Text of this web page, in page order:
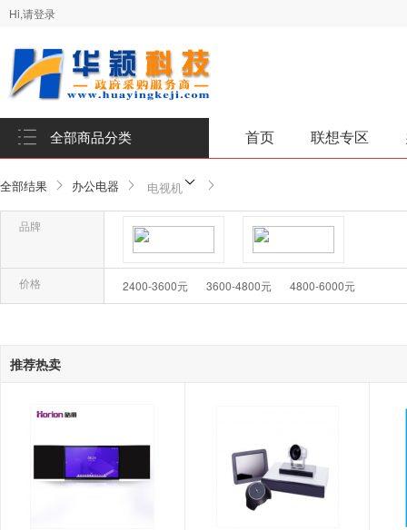
Hi,请登录
全部商品分类 首页 联想专区
全部结果 办公电器 电视机
品牌
品牌-宝克
品牌-海信
价格 2400-3600元 3600-4800元 4800-6000元
推荐热卖